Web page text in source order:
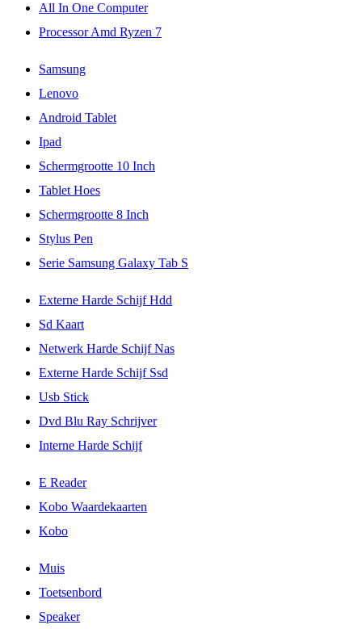
All In One Computer
Processor Amd Ryzen 7
Samsung
Lenovo
Android Tablet
Ipad
Schermgrootte 10 Inch
Tablet Hoes
Schermgrootte 8 Inch
Stylus Pen
Serie Samsung Galaxy Tab S
Externe Harde Schijf Hdd
Sd Kaart
Netwerk Harde Schijf Nas
Externe Harde Schijf Ssd
Usb Stick
Dvd Blu Ray Schrijver
Interne Harde Schijf
E Reader
Kobo Waardekaarten
Kobo
Muis
Toetsenbord
Speaker